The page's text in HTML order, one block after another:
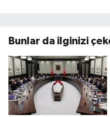
Bunlar da ilginizi